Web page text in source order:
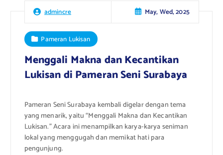
admincre May, Wed, 2025
Pameran Lukisan
Menggali Makna dan Kecantikan
Lukisan di Pameran Seni Surabaya
Pameran Seni Surabaya kembali digelar dengan tema
yang menarik, yaitu “Menggali Makna dan Kecantikan
Lukisan.” Acara ini menampilkan karya-karya seniman
lokal yang menggugah dan memikat hati para
pengunjung.